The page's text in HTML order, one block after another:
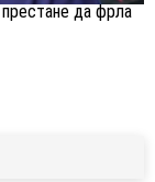
да фрла